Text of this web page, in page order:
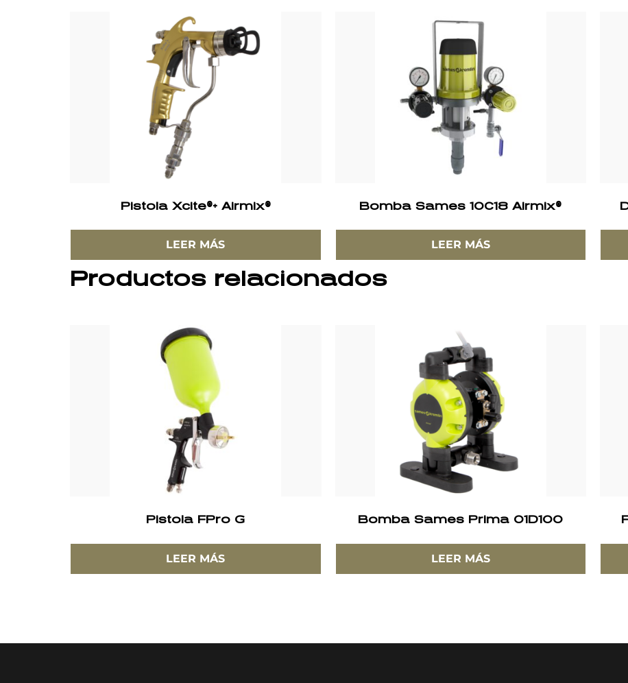
Pistola Xcite®+ Airmix®
LEER MÁS
Bomba Sames 10C18 Airmix®
LEER MÁS
Productos relacionados
Pistola FPro G
LEER MÁS
Bomba Sames Prima 01D100
LEER MÁS